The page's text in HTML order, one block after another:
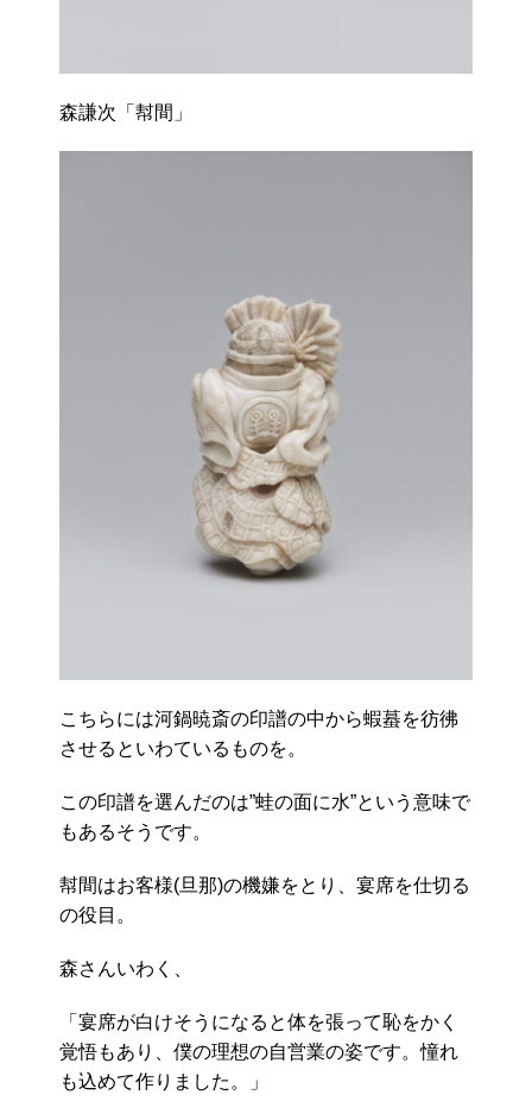
森謙次「幇間」
こちらには河鍋暁斎の印譜の中から蝦蟇を彷彿
させるといわているものを。
この印譜を選んだのは”蛙の面に水”という意味で
もあるそうです。
幇間はお客様(旦那)の機嫌をとり、宴席を仕切る
の役目。
森さんいわく、
「宴席が白けそうになると体を張って恥をかく
覚悟もあり、僕の理想の自営業の姿です。憧れ
も込めて作りました。」